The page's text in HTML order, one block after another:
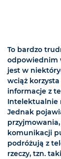
To bardzo
odpowiednim
jest w
wciąż
informacje z
Intelektualnie
Jednak
komunikacji
podróżują z
rzeczy, tzn.